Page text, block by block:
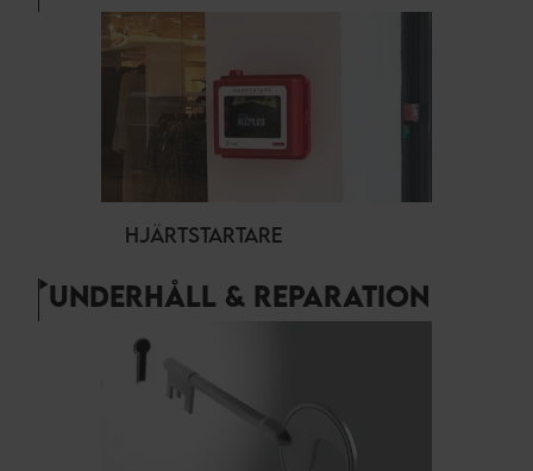
HJÄRTSTARTARE
UNDERHÅLL & REPARATION